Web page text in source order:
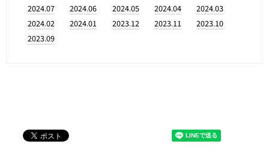
2024.07
2024.06 2024.05 2024.04
2024.03
2024.02
2024.01 2023.12 2023.11
2023.10
2023.09